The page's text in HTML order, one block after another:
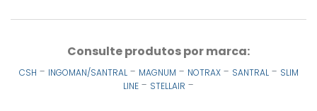
Consulte produtos por marca:
CSH - INGOMAN/SANTRAL- MAGNUM - NOTRAX- SANTRAL- SLIM
LINE - STELLAIR -